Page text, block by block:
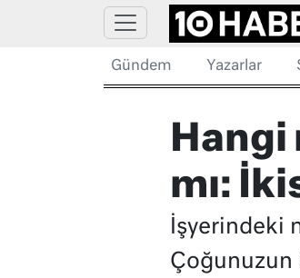
Gündem Yazarlar
Hangi
mı:
İşyerindeki
Çoğunuzun